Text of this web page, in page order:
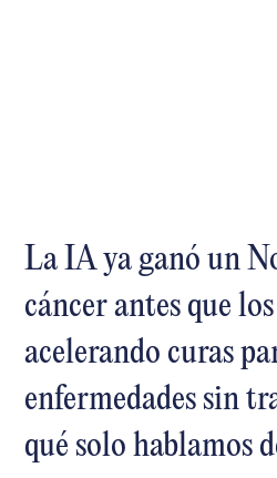
La IA ya ganó un
cáncer antes que
acelerando curas
enfermedades sin
qué solo hablamos